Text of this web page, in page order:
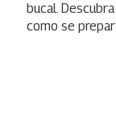
bucal.
como se